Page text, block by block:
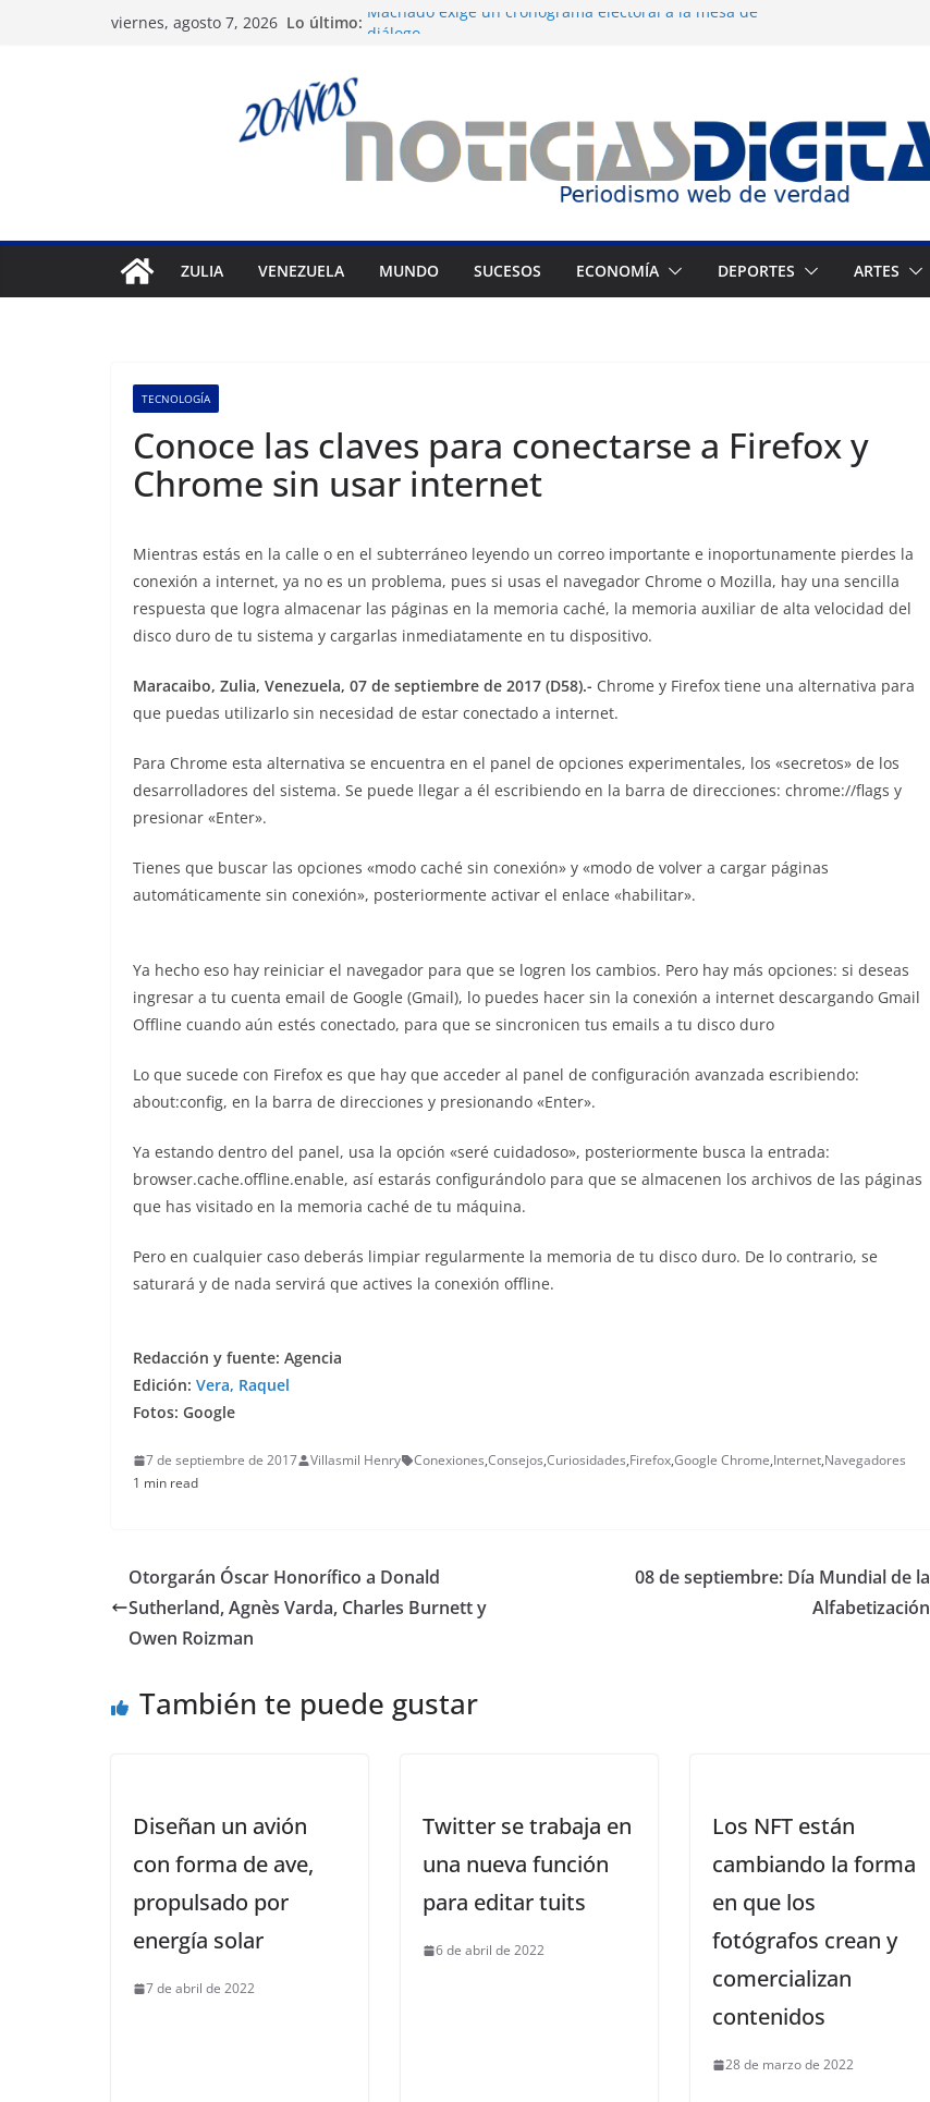
viernes, agosto 7, 2026 Lo último: Machado exige un cronograma electoral a la mesa de
Diana Sanoja: La consagración del talento venezolano en el
exterior
Hallan el cuerpo del montañista Nirmal Purja tras
ZULIA VENEZUELA MUNDO SUCESOS ECONOMÍA DEPORTES ARTES
TECNOLOGÍA
Conoce las claves para conectarse a Firefox y
Chrome sin usar internet
Mientras estás en la calle o en el subterráneo leyendo un correo importante e inoportunamente pierdes la
conexión a internet, ya no es un problema, pues si usas el navegador Chrome o Mozilla, hay una sencilla
respuesta que logra almacenar las páginas en la memoria caché, la memoria auxiliar de alta velocidad del
disco duro de tu sistema y cargarlas inmediatamente en tu dispositivo.
Maracaibo, Zulia, Venezuela, 07 de septiembre de 2017 (D58).- Chrome y Firefox tiene una alternativa para
que puedas utilizarlo sin necesidad de estar conectado a internet.
Para Chrome esta alternativa se encuentra en el panel de opciones experimentales, los «secretos» de los
desarrolladores del sistema. Se puede llegar a él escribiendo en la barra de direcciones: chrome://flags y
presionar «Enter».
Tienes que buscar las opciones «modo caché sin conexión» y «modo de volver a cargar páginas
automáticamente sin conexión», posteriormente activar el enlace «habilitar».
Ya hecho eso hay reiniciar el navegador para que se logren los cambios. Pero hay más opciones: si deseas
ingresar a tu cuenta email de Google (Gmail), lo puedes hacer sin la conexión a internet descargando Gmail
Offline cuando aún estés conectado, para que se sincronicen tus emails a tu disco duro
Lo que sucede con Firefox es que hay que acceder al panel de configuración avanzada escribiendo:
about:config, en la barra de direcciones y presionando «Enter».
Ya estando dentro del panel, usa la opción «seré cuidadoso», posteriormente busca la entrada:
browser.cache.offline.enable, así estarás configurándolo para que se almacenen los archivos de las páginas
que has visitado en la memoria caché de tu máquina.
Pero en cualquier caso deberás limpiar regularmente la memoria de tu disco duro. De lo contrario, se
saturará y de nada servirá que actives la conexión offline.
Redacción y fuente: Agencia
Edición: Vera, Raquel
Fotos: Google
7 de septiembre de 2017 Villasmil Henry Conexiones,Consejos,Curiosidades,Firefox,Google Chrome,Internet,Navegadores
1 min read
Otorgarán Óscar Honorífico a Donald
Sutherland, Agnès Varda, Charles Burnett y
Owen Roizman
08 de septiembre: Día Mundial de la
Alfabetización
También te puede gustar
Diseñan un avión
con forma de ave,
propulsado por
energía solar
7 de abril de 2022
Twitter se trabaja en
una nueva función
para editar tuits
6 de abril de 2022
Los NFT están
cambiando la forma
en que los
fotógrafos crean y
comercializan
contenidos
28 de marzo de 2022